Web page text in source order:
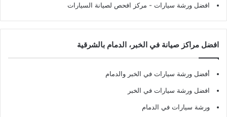
افضل ورشة سيارات - مركز افحص لصيانة السيارات
افضل مراكز صيانة في الخبر، الدمام بالشرقية
أفضل ورشة سيارات في الخبر والدمام
افضل ورشة سيارات في الخبر
ورشة سيارات في الدمام